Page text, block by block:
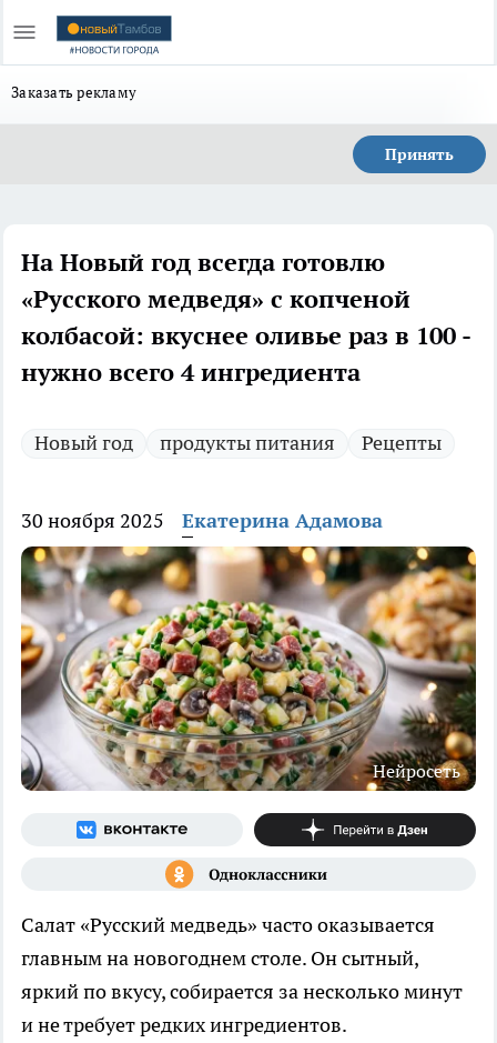
Заказать рекламу
Принять
На Новый год всегда готовлю
«Русского медведя» с копченой
колбасой: вкуснее оливье раз в 100 -
нужно всего 4 ингредиента
Новый год продукты питания Рецепты
30 ноября 2025 Екатерина Адамова
Нейросеть
Салат «Русский медведь» часто оказывается
главным на новогоднем столе. Он сытный,
яркий по вкусу, собирается за несколько минут
и не требует редких ингредиентов.